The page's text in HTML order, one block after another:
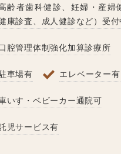
齢者歯科健診、妊婦・産婦
康診査、成人健診など）受付
腔管理体制強化加算診療所
車場有 エレベーター有
いす・ベビーカー通院可
児サービス有